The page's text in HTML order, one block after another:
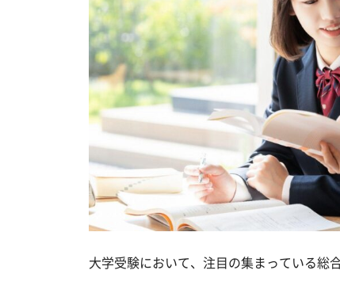
大学受験において、注目の集まっている総